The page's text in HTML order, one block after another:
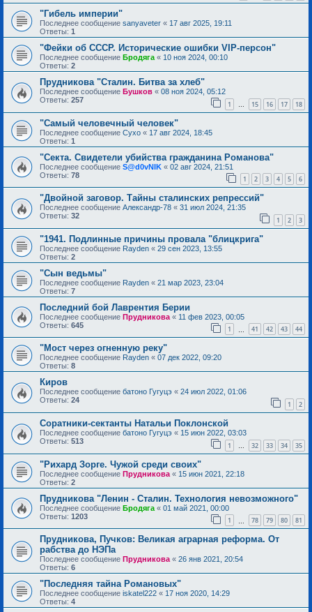
"Гибель империи"
Последнее сообщение sanyaveter « 17 авг 2025, 19:11
Ответы: 1
"Фейки об СССР. Исторические ошибки VIP-персон"
Последнее сообщение Бродяга « 10 ноя 2024, 00:10
Ответы: 2
Прудникова "Сталин. Битва за хлеб"
Последнее сообщение Бушков « 08 ноя 2024, 05:12
Ответы: 257 1 … 15 16 17 18
"Самый человечный человек"
Последнее сообщение Сухо « 17 авг 2024, 18:45
Ответы: 1
"Секта. Свидетели убийства гражданина Романова"
Последнее сообщение S@d0vNIK « 02 авг 2024, 21:51
Ответы: 78 1 2 3 4 5 6
"Двойной заговор. Тайны сталинских репрессий"
Последнее сообщение Александр-78 « 31 июл 2024, 21:35
Ответы: 32 1 2 3
"1941. Подлинные причины провала "блицкрига"
Последнее сообщение Rayden « 29 сен 2023, 13:55
Ответы: 2
"Сын ведьмы"
Последнее сообщение Rayden « 21 мар 2023, 23:04
Ответы: 7
Последний бой Лаврентия Берии
Последнее сообщение Прудникова « 11 фев 2023, 00:05
Ответы: 645 1 41 42 43 44
"Мост через огненную реку"
Последнее сообщение Rayden « 07 дек 2022, 09:20
Ответы: 8
Киров
Последнее сообщение батоно Гугуцэ « 24 июл 2022, 01:06
Ответы: 24 1 2
Соратники-сектанты Натальи Поклонской
Последнее сообщение батоно Гугуцэ « 15 июн 2022, 03:03
Ответы: 513 1 … 32 33 34 35
"Рихард Зорге. Чужой среди своих"
Последнее сообщение Прудникова « 15 июн 2021, 22:18
Ответы: 2
Прудникова "Ленин - Сталин. Технология невозможного"
Последнее сообщение Бродяга « 01 май 2021, 00:00
Ответы: 1203 1 78 79 80 81
Прудникова, Пучков: Великая аграрная реформа. От
рабства до НЭПа
Последнее сообщение Прудникова« 26 янв 2021, 20:54
Ответы: 6
"Последняя тайна Романовых"
Последнее сообщение iskatel222 « 17 ноя 2020, 14:29
Ответы: 4